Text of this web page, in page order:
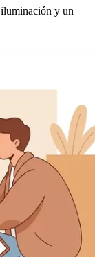
iluminación y un